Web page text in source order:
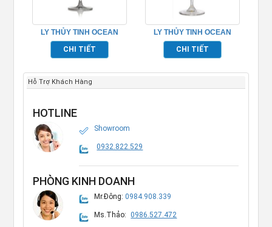
LY THỦY TINH OCEAN
MADISON BURGUNDY
TP_1015D22
CHI TIẾT
LY THỦY TINH OCEAN
LEXINGTON WHITE WINE
TP_1019W08
CHI TIẾT
Hỗ Trợ Khách Hàng
HOTLINE
Showroom
0932.822.529
PHÒNG KINH DOANH
Mr.Đông:0984.908.339
Ms.Thảo: 0986.527.472